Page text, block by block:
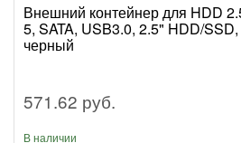
Внешний контейнер для HDD
5, SATA, USB3.0, 2.5" HDD/
черный
571.62 руб.
В наличии